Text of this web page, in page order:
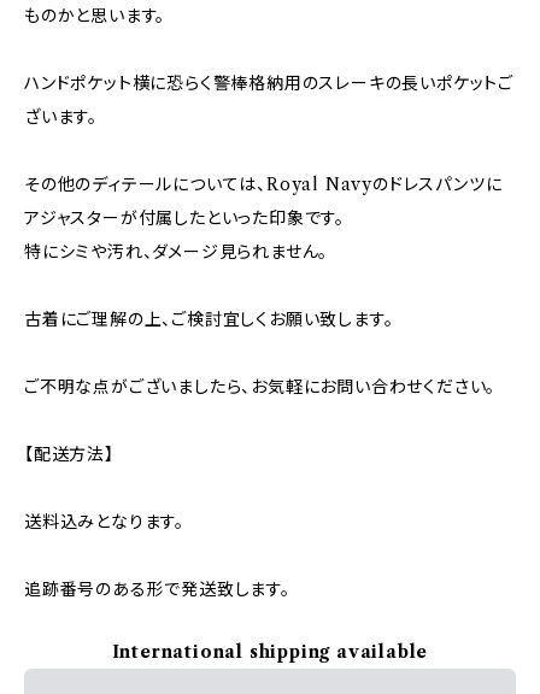
ものかと思います。
ハンドポケット横に恐らく警棒格納用のスレーキの長いポケットご
ざいます。
その他のディテールについては、Royal Navyのドレスパンツに
アジャスターが付属したといった印象です。
特にシミや汚れ、ダメージ見られません。
古着にご理解の上、ご検討宜しくお願い致します。
ご不明な点がございましたら、お気軽にお問い合わせください。
【配送方法】
送料込みとなります。
追跡番号のある形で発送致します。
International shipping available